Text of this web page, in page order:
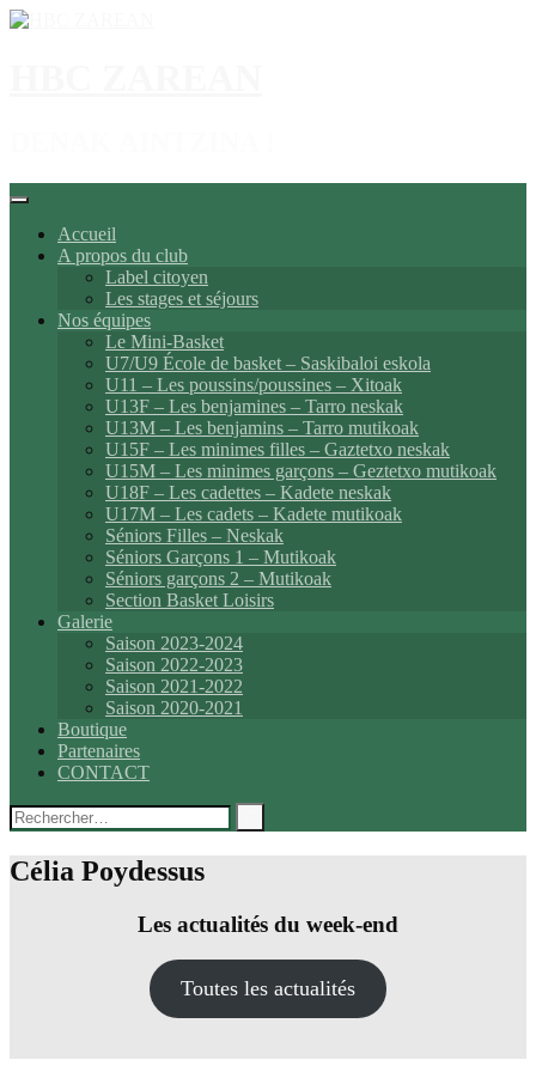
Aller
Accueil
A propos du club
Label citoyen
Les stages et séjours
Nos équipes
Le Mini-Basket
U7/U9 École de basket – Saskibaloi eskola
U11 – Les poussins/poussines – Xitoak
U13F – Les benjamines – Tarro neskak
U13M – Les benjamins – Tarro mutikoak
U15F – Les minimes filles – Gaztetxo neskak
U15M – Les minimes garçons – Geztetxo mutikoak
U18F – Les cadettes – Kadete neskak
U17M – Les cadets – Kadete mutikoak
Séniors Filles – Neskak
Séniors Garçons 1 – Mutikoak
Séniors garçons 2 – Mutikoak
Section Basket Loisirs
Galerie
Saison 2023-2024
Saison 2022-2023
Saison 2021-2022
Saison 2020-2021
Boutique
Partenaires
CONTACT
Rechercher :
Célia Poydessus
Les actualités du week-end
Toutes les actualités